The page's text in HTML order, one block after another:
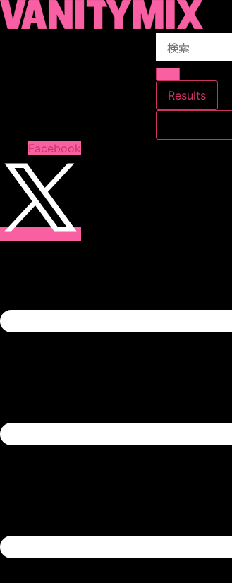
コ
ン
プ
Search
Results
Facebook